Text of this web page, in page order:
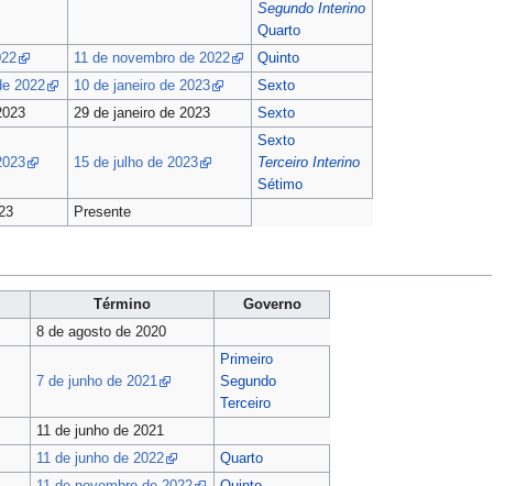
Segundo Interino
Quarto
11 de novembro de 2022
Quinto
2022 10 de janeiro de 2023
Sexto
29 de janeiro de 2023 Sexto
15 de julho de 2023
Sexto
Terceiro Interino
Sétimo
Presente
Término
Governo
8 de agosto de 2020
7 de junho de 2021
Primeiro
Segundo
Terceiro
11 de junho de 2021
11 de junho de 2022
Quarto